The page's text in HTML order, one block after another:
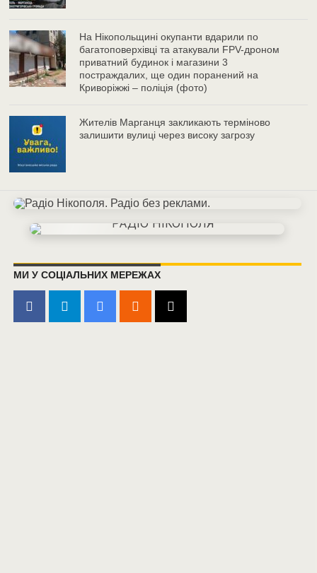
На Нікопольщині окупанти вдарили по
багатоповерхівці та атакували FPV-дроном
приватний будинок і магазини 3
постраждалих, ще один поранений на
Криворіжжі – поліція (фото)
Жителів Марганця закликають терміново
залишити вулиці через високу загрозу
МИ У СОЦІАЛЬНИХ МЕРЕЖАХ